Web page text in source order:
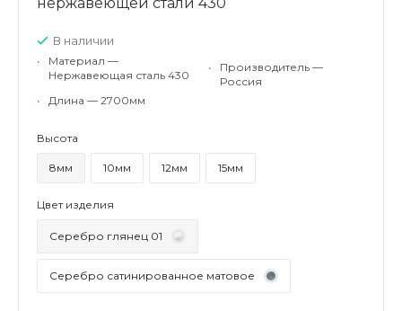
В наличии
•
Материал —
Нержавеющая сталь 430
•
Длина — 2700мм
•
Производитель —
Россия
Высота
8мм 10мм 12мм 15мм
Цвет изделия
Серебро глянец 01
Серебро сатинированное матовое